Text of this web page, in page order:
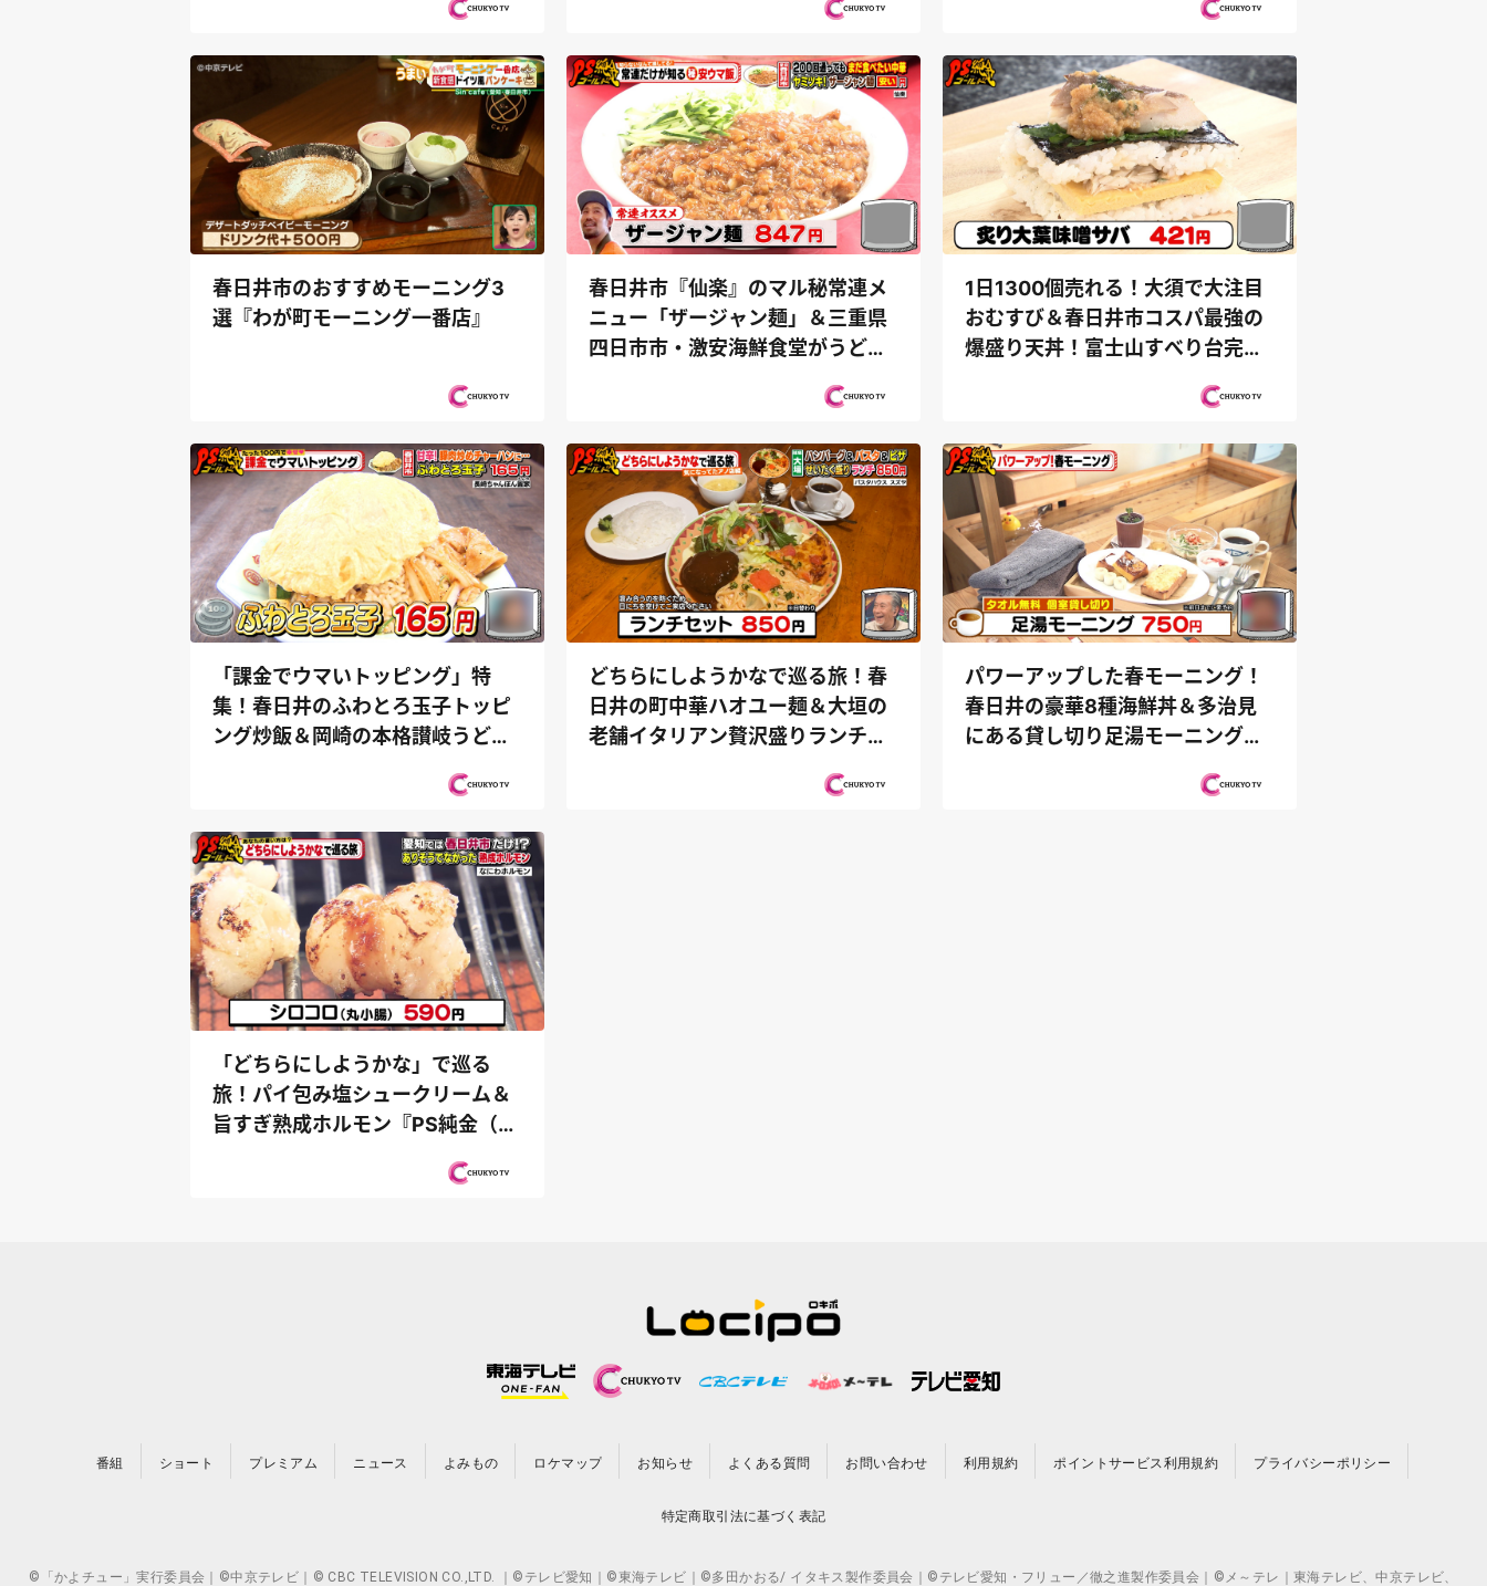
春日井市のおすすめモーニング3
選『わが町モーニング一番店』
春日井市『仙楽』のマル秘常連メ
ニュー「ザージャン麺」＆三重県
四日市市・激安海鮮食堂がうどん
1日1300個売れる！大須で大注目
おむすび＆春日井市コスパ最強の
爆盛り天丼！富士山すべり台完全
「課金でウマいトッピング」特
集！春日井のふわとろ玉子トッピ
ング炒飯＆岡崎の本格讃岐うどん
どちらにしようかなで巡る旅！春
日井の町中華ハオユー麺＆大垣の
老舗イタリアン贅沢盛りランチ
パワーアップした春モーニング！
春日井の豪華8種海鮮丼＆多治見
にある貸し切り足湯モーニング
「どちらにしようかな」で巡る
旅！パイ包み塩シュークリーム＆
旨すぎ熟成ホルモン『PS純金（ゴ
番組 ショート プレミアム ニュース よみもの ロケマップ お知らせ よくある質問 お問い合わせ 利用規約 ポイントサービス利用規約 プライバシーポリシー
特定商取引法に基づく表記
©「かよチュー」実行委員会｜©中京テレビ｜© CBC TELEVISION CO.,LTD. ｜©テレビ愛知｜©東海テレビ｜©多田かおる/ イタキス製作委員会｜©テレビ愛知・フリュー／徹之進製作委員会｜©メ～テレ｜東海テレビ、中京テレビ、